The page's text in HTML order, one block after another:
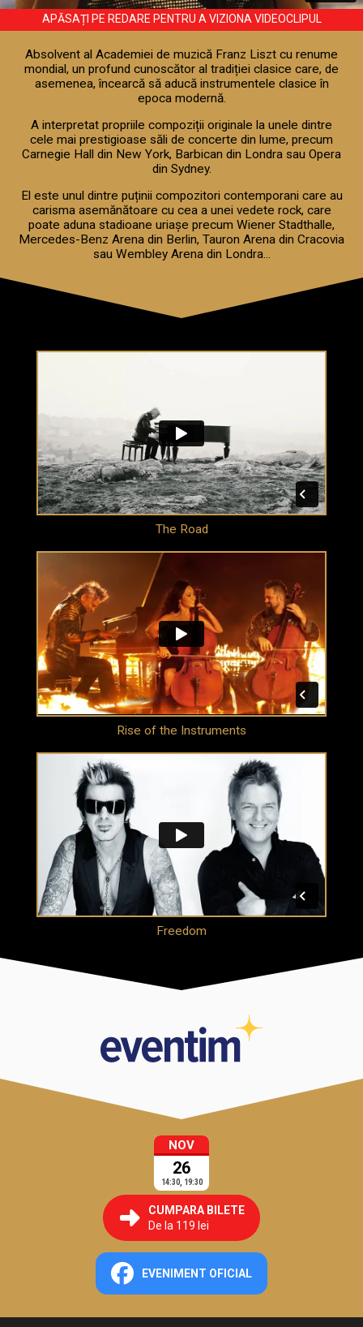
APĂSAȚI PE REDARE PENTRU A VIZIONA VIDEOCLIPUL
Absolvent al Academiei de muzică Franz Liszt cu renume
mondial, un profund cunoscător al tradiției clasice care, de
asemenea, încearcă să aducă instrumentele clasice în
epoca modernă.
A interpretat propriile compoziții originale la unele dintre
cele mai prestigioase săli de concerte din lume, precum
Carnegie Hall din New York, Barbican din Londra sau Opera
din Sydney.
El este unul dintre puținii compozitori contemporani care au
carisma asemănătoare cu cea a unei vedete rock, care
poate aduna stadioane uriașe precum Wiener Stadthalle,
Mercedes-Benz Arena din Berlin, Tauron Arena din Cracovia
sau Wembley Arena din Londra...
The Road
Rise of the Instruments
Freedom
NOV
26
14:30, 19:30
CUMPARA BILETE
De la 119 lei
EVENIMENT OFICIAL